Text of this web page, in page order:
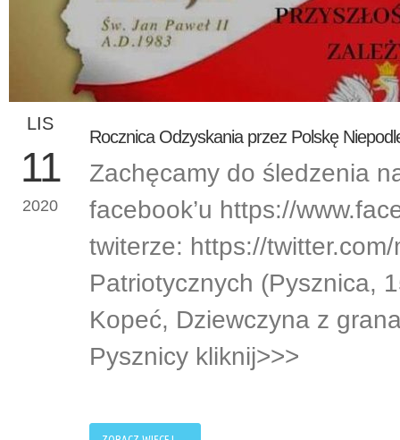
LIS
11
2020
Rocznica Odzyskania przez Polskę
Zachęcamy do śledzenia
facebook’u https://
twiterze: https://
Patriotycznych (Pysznica,
Kopeć, Dziewczyna z
Pysznicy kliknij>>>